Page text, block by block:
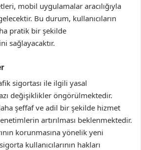
mobil uygulamalar aracılığıyla
Bu durum, kullanıcıların
pratik bir şekilde
sağlayacaktır.
sigortası ile ilgili yasal
değişiklikler öngörülmektedir.
şeffaf ve adil bir şekilde hizmet
artırılması beklenmektedir.
korunmasına yönelik yeni
kullanıcılarının hakları